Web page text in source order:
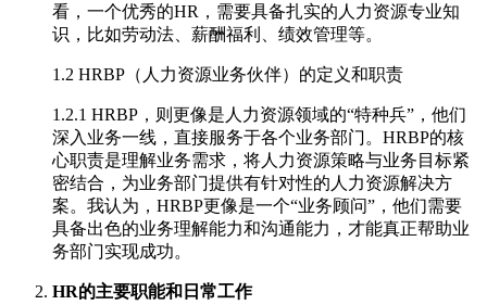
看，一个优秀的HR，需要具备扎实的人力资源专业知
识，比如劳动法、薪酬福利、绩效管理等。
1.2 HRBP（人力资源业务伙伴）的定义和职责
1.2.1 HRBP，则更像是人力资源领域的“特种兵”，他们
深入业务一线，直接服务于各个业务部门。HRBP的核
心职责是理解业务需求，将人力资源策略与业务目标紧
密结合，为业务部门提供有针对性的人力资源解决方
案。我认为，HRBP更像是一个“业务顾问”，他们需要
具备出色的业务理解能力和沟通能力，才能真正帮助业
务部门实现成功。
HR的主要职能和日常工作